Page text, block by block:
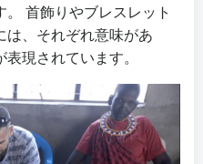
首飾りやブレスレット
は、それぞれ意味があ
現されています。